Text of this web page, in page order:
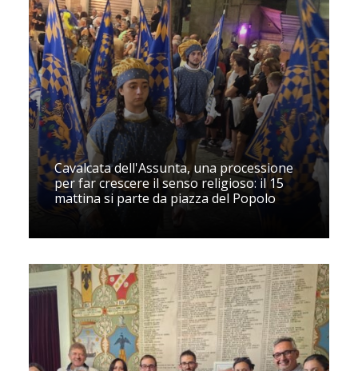
Cavalcata dell'Assunta, una processione
per far crescere il senso religioso: il 15
mattina si parte da piazza del Popolo